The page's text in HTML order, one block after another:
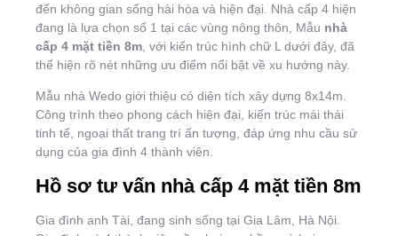
đến không gian sống hài hòa và hiện đại. Nhà cấp 4 hiện
đang là lựa chọn số 1 tại các vùng nông thôn, Mẫu nhà
cấp 4 mặt tiền 8m , với kiến trúc hình chữ L dưới đây, đã
thể hiện rõ nét những ưu điểm nổi bật về xu hướng này.
Mẫu nhà Wedo giới thiệu có diện tích xây dựng 8x14m.
Công trình theo phong cách hiện đại, kiến trúc mái thái
tinh tế, ngoại thất trang trí ấn tượng, đáp ứng nhu cầu sử
dụng của gia đình 4 thành viên.
Hồ sơ tư vấn nhà cấp 4 mặt tiền 8m
Gia đình anh Tài, đang sinh sống tại Gia Lâm, Hà Nội.